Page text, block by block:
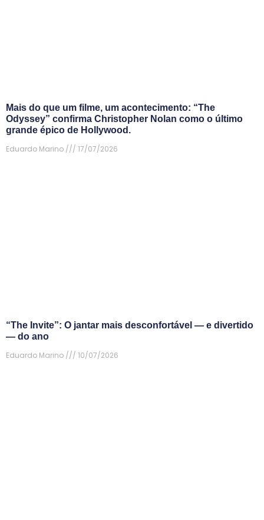
Mais do que um filme, um acontecimento: “The
Odyssey” confirma Christopher Nolan como o último
grande épico de Hollywood.
Eduardo Marino
17/07/2026
“The Invite”: O jantar mais desconfortável — e divertido
— do ano
Eduardo Marino
10/07/2026